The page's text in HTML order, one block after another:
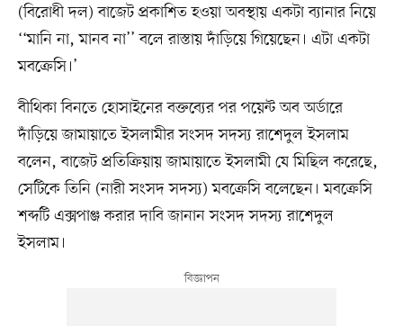
(বিরোধী দল) বাজেট প্রকাশিত হওয়া অবস্থায় একটা ব্যানার নিয়ে
‘‘মানি না, মানব না’’ বলে রাস্তায় দাঁড়িয়ে গিয়েছেন। এটা একটা
মবক্রেসি।’
বীথিকা বিনতে হোসাইনের বক্তব্যের পর পয়েন্ট অব অর্ডারে
দাঁড়িয়ে জামায়াতে ইসলামীর সংসদ সদস্য রাশেদুল ইসলাম
বলেন, বাজেট প্রতিক্রিয়ায় জামায়াতে ইসলামী যে মিছিল করেছে,
সেটিকে তিনি (নারী সংসদ সদস্য) মবক্রেসি বলেছেন। মবক্রেসি
শব্দটি এক্সপাঞ্জ করার দাবি জানান সংসদ সদস্য রাশেদুল
ইসলাম।